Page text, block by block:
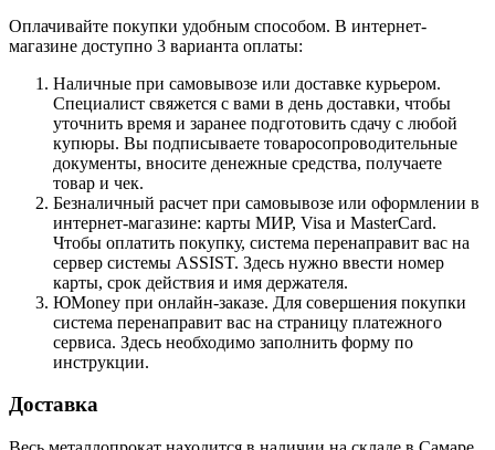
Оплачивайте покупки удобным способом. В интернет-
магазине доступно 3 варианта оплаты:
Наличные при самовывозе или доставке курьером.
Специалист свяжется с вами в день доставки, чтобы
уточнить время и заранее подготовить сдачу с любой
купюры. Вы подписываете товаросопроводительные
документы, вносите денежные средства, получаете
товар и чек.
Безналичный расчет при самовывозе или оформлении в
интернет-магазине: карты МИР, Visa и MasterCard.
Чтобы оплатить покупку, система перенаправит вас на
сервер системы ASSIST. Здесь нужно ввести номер
карты, срок действия и имя держателя.
ЮMoney при онлайн-заказе. Для совершения покупки
система перенаправит вас на страницу платежного
сервиса. Здесь необходимо заполнить форму по
инструкции.
Доставка